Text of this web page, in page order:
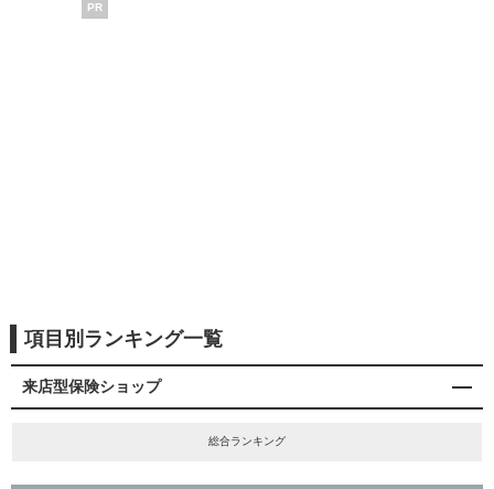
PR
項目別ランキング一覧
来店型保険ショップ
総合ランキング